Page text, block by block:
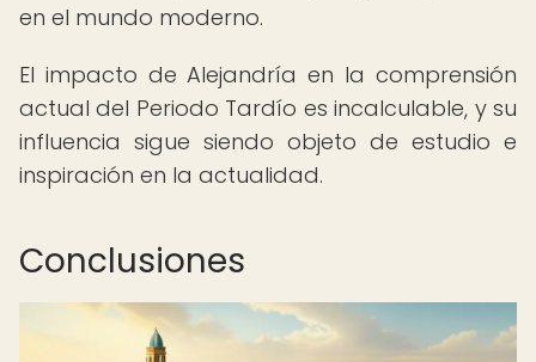
en el mundo moderno.
El impacto de Alejandría en la comprensión
actual del Periodo Tardío es incalculable, y su
influencia sigue siendo objeto de estudio e
inspiración en la actualidad.
Conclusiones